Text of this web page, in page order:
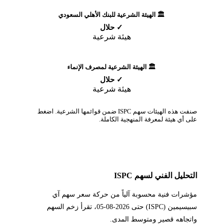
🏛️ الهيئة الشرعية للبنك الأهلي السعودي
✓ حلال
هيئة شرعية
🏛️ الهيئة الشرعية لمصرف الإنماء
✓ حلال
هيئة شرعية
صنفت هذه الهيئات سهم ISPC ضمن قوائمها الشرعية. اضغط
على أي هيئة لمعرفة المنهجية الكاملة.
التحليل الفني لسهم ISPC
مؤشرات فنية محسوبة آلياً من حركة سعر سهم آي
سبيسيمين (ISPC) حتى 2026-08-05، تقرأ زخم السهم
واتجاهه قصير ومتوسط المدى.